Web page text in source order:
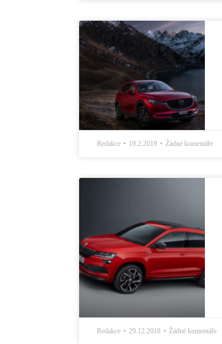
Redakce 19.2.2019 Žádné komentáře
Redakce 29.12.2018 Žádné komentáře